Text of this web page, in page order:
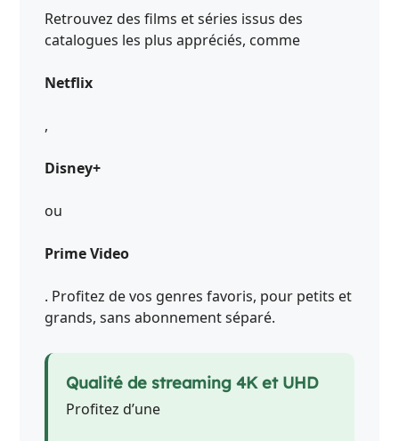
Retrouvez des films et séries issus des
catalogues les plus appréciés, comme
Netflix
,
Disney+
ou
Prime Video
. Profitez de vos genres favoris, pour petits et
grands, sans abonnement séparé.
Qualité de streaming 4K et UHD
Profitez d’une